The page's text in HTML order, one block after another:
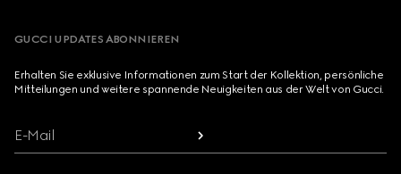
GUCCI UPDATES ABONNIEREN
Erhalten Sie exklusive Informationen zum Start der Kollektion, persönliche
Mitteilungen und weitere spannende Neuigkeiten aus der Welt von Gucci.
E-Mail